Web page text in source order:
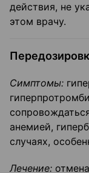
действия, не
этом врачу.
Симптомы:
анемией,
случаях,
Лечение: